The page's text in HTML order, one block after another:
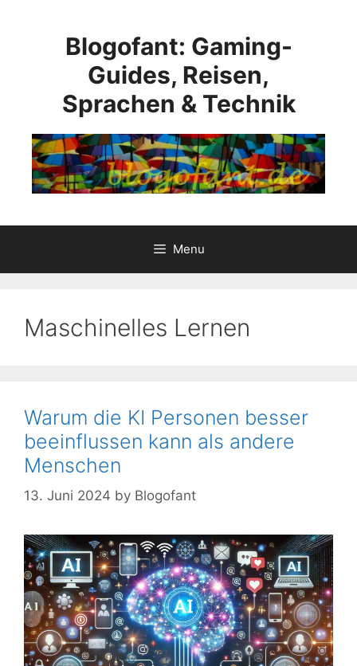
Blogofant: Gaming-
Guides, Reisen,
Sprachen & Technik
Menu
Maschinelles Lernen
Warum die KI Personen besser
beeinflussen kann als andere
Menschen
13. Juni 2024 by Blogofant